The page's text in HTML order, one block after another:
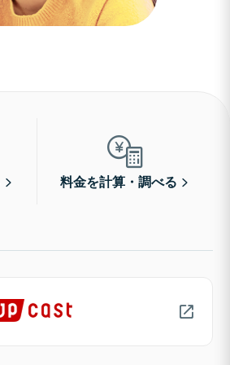
料金を計算・調べる